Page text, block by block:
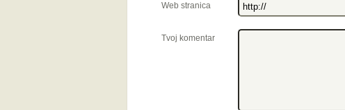
Web stranica
Tvoj komentar